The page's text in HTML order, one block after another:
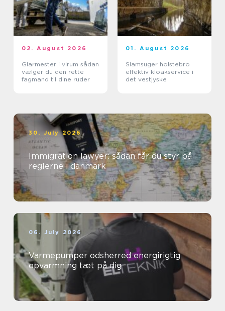
02. August 2026
Glarmester i virum sådan
vælger du den rette
fagmand til dine ruder
01. August 2026
Slamsuger holstebro
effektiv kloakservice i
det vestjyske
30. July 2026
Immigration lawyer: sådan får du styr på
reglerne i danmark
06. July 2026
Varmepumper odsherred energirigtig
opvarmning tæt på dig